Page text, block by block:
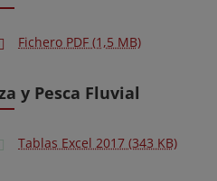
Fichero PDF (1,5 MB)
y Pesca Fluvial
Tablas Excel 2017 (343 KB)